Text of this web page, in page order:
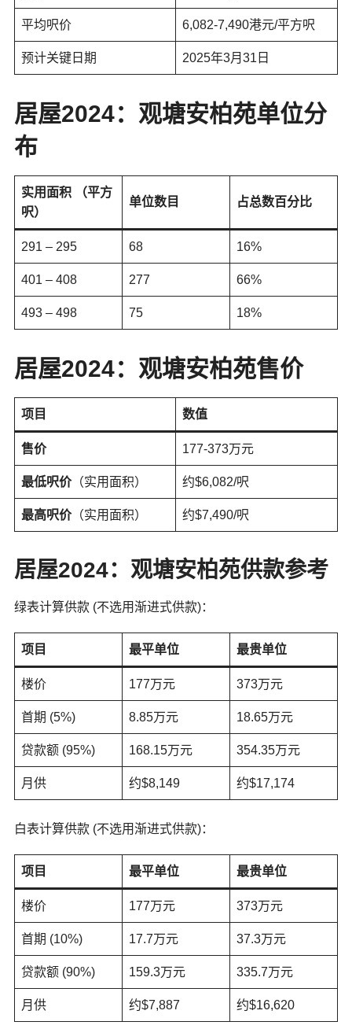
平均呎价 6,082-7,490港元/平方呎
预计关键日期 2025年3月31日
居屋2024： 观塘安柏苑单位分
布
实用面积 （平方
呎）
单位数目 占总数百分比
291 – 295 68 16%
401 – 408 277 66%
493 – 498 75 18%
居屋2024：观塘安柏苑售价
项目 数值
售价 177-373万元
最低呎价（实用面积） 约$6,082/呎
最高呎价（实用面积） 约$7,490/呎
居屋2024：观塘安柏苑供款参考
绿表计算供款 (不选用渐进式供款)：
项目 最平单位 最贵单位
楼价 177万元 373万元
首期 (5%) 8.85万元 18.65万元
贷款额 (95%) 168.15万元 354.35万元
月供 约$8,149 约$17,174
白表计算供款 (不选用渐进式供款)：
项目 最平单位 最贵单位
楼价 177万元 373万元
首期 (10%) 17.7万元 37.3万元
贷款额 (90%) 159.3万元 335.7万元
月供 约$7,887 约$16,620